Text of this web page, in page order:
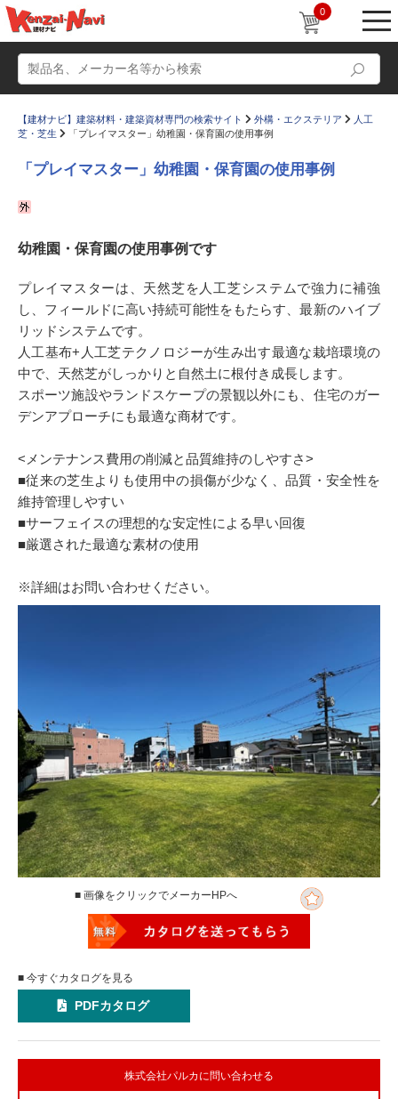
0
かたなび
すまいリング 設計士インタビュー
Q＆A 販売・施工代理店募集
お気に入り
【建材ナビ】建築材料・建築資材専門の検索サイト 外構・エクステリア
人工
芝・芝生
「プレイマスター」幼稚園・保育園の使用事例
「プレイマスター」幼稚園・保育園の使用事例
幼稚園・保育園の使用事例です
プレイマスターは、天然芝を人工芝システムで強力に補強
し、フィールドに高い持続可能性をもたらす、最新のハイブ
リッドシステムです。
人工基布+人工芝テクノロジーが生み出す最適な栽培環境の
中で、天然芝がしっかりと自然土に根付き成長します。
スポーツ施設やランドスケープの景観以外にも、住宅のガー
デンアプローチにも最適な商材です。
<メンテナンス費用の削減と品質維持のしやすさ>
■従来の芝生よりも使用中の損傷が少なく、品質・安全性を
維持管理しやすい
■サーフェイスの理想的な安定性による早い回復
■厳選された最適な素材の使用
※詳細はお問い合わせください。
■ 画像をクリックでメーカーHPへ
■ 今すぐカタログを見る
PDFカタログ
株式会社パルカに問い合わせる